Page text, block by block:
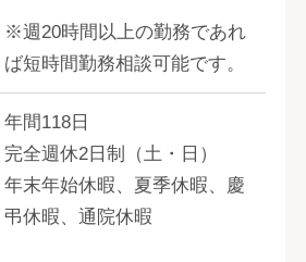
※週20時間以上の勤務であれ
ば短時間勤務相談可能です。
年間118日
完全週休2日制（土・日）
年末年始休暇、夏季休暇、慶
弔休暇、通院休暇